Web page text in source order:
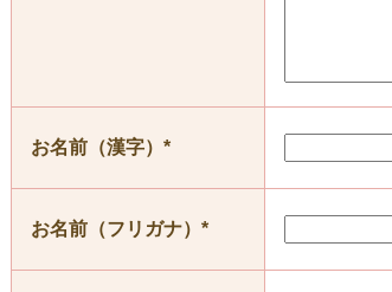
お名前（漢字）*
お名前（フリガナ）*